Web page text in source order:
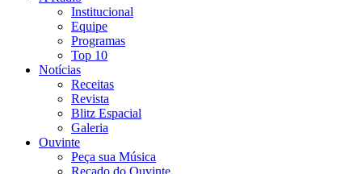
Institucional
Equipe
Programas
Top 10
Notícias
Receitas
Revista
Blitz Espacial
Galeria
Ouvinte
Peça sua Música
Recado do Ouvinte